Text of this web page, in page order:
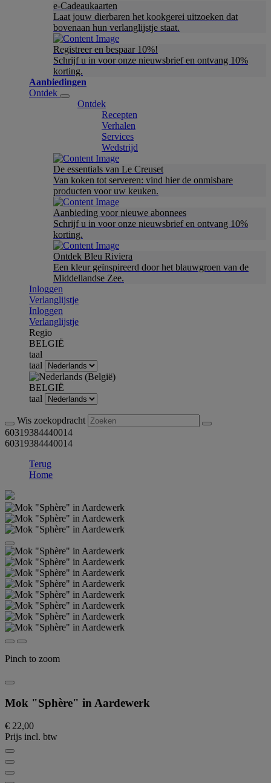
e-Cadeaukaarten
Laat jouw dierbaren het kookgerei uitzoeken dat
bovenaan hun verlanglijstje staat.
Registreer en bespaar 10%!
Schrijf u in voor onze nieuwsbrief en ontvang 10%
korting.
Aanbiedingen
Ontdek
Ontdek
Recepten
Verhalen
Services
Wedstrijd
De essentials van Le Creuset
Van koken tot serveren: vind hier de onmisbare
producten voor uw keuken.
Aanbieding voor nieuwe abonnees
Schrijf u in voor onze nieuwsbrief en ontvang 10%
korting.
Ontdek Bleu Riviera
Een kleur geïnspireerd door het blauwgroen van de
Middellandse Zee.
Inloggen
Verlanglijstje
Inloggen
Verlanglijstje
Regio
BELGIË
taal
taal
BELGIË
taal
Wis zoekopdracht
60319384440014
60319384440014
Terug
Home
Pinch to zoom
Mok "Sphère" in Aardewerk
€ 22,00
Prijs incl. btw